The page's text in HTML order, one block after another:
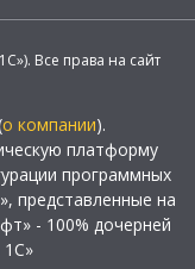
Все права на сайт
о компании).
платформу
программных
представленные на
- 100% дочерней
1С»